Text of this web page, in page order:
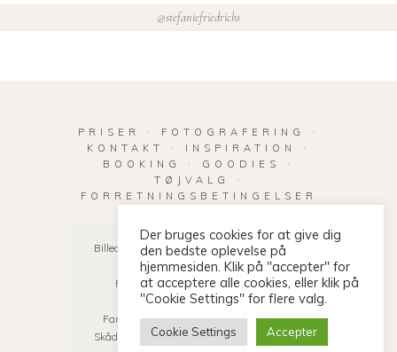
@stefaniefriedrichs
PRISER · FOTOGRAFERING ·
KONTAKT
· INSPIRATION
·
BOOKING
· GOODIES
·
TØJVALG
·
FORRETNINGSBETINGELSER
Billeder taget under leg | Børnefotografering
Aarhus | Børnefotograf Aarhus |
Fotografering i Aarhus og omegn |
uopstillede billeder i naturen |
Familiefotograf Aarhus | Egå | Risskov |
Skåde | Højbjerg | Aarhus C | Tilst | Skæring
Der bruges cookies for at give dig
den bedste oplevelse på
hjemmesiden. Klik på "accepter" for
at acceptere alle cookies, eller klik på
"Cookie Settings" for flere valg.
Cookie Settings Accepter